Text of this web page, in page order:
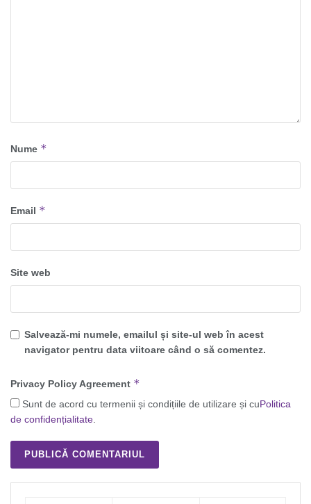
Nume *
Email *
Site web
Salvează-mi numele, emailul și site-ul web în acest
navigator pentru data viitoare când o să comentez.
Privacy Policy Agreement *
Sunt de acord cu termenii și condițiile de utilizare și cuPolitica
de confidențialitate.